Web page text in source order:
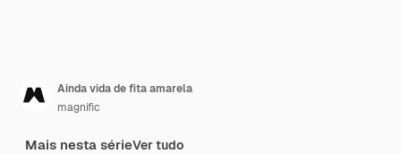
Ainda vida de fita amarela
magnific
Mais nesta sérieVer tudo